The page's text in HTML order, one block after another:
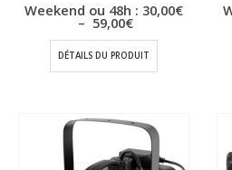
Weekend ou 48h : 30,00€
– 59,00€Plage
prix :
30,00€
à
DÉTAILS DU PRODUIT